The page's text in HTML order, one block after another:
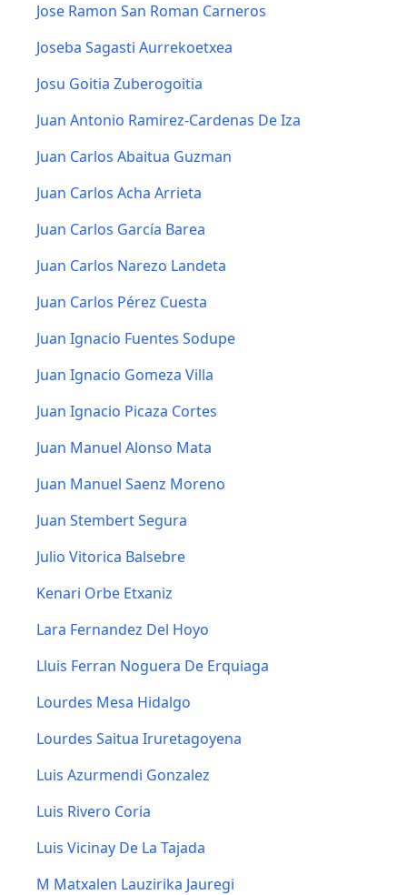
Jose Ramon San Roman Carneros
Joseba Sagasti Aurrekoetxea
Josu Goitia Zuberogoitia
Juan Antonio Ramirez-Cardenas De Iza
Juan Carlos Abaitua Guzman
Juan Carlos Acha Arrieta
Juan Carlos García Barea
Juan Carlos Narezo Landeta
Juan Carlos Pérez Cuesta
Juan Ignacio Fuentes Sodupe
Juan Ignacio Gomeza Villa
Juan Ignacio Picaza Cortes
Juan Manuel Alonso Mata
Juan Manuel Saenz Moreno
Juan Stembert Segura
Julio Vitorica Balsebre
Kenari Orbe Etxaniz
Lara Fernandez Del Hoyo
Lluis Ferran Noguera De Erquiaga
Lourdes Mesa Hidalgo
Lourdes Saitua Iruretagoyena
Luis Azurmendi Gonzalez
Luis Rivero Coria
Luis Vicinay De La Tajada
M Matxalen Lauzirika Jauregi